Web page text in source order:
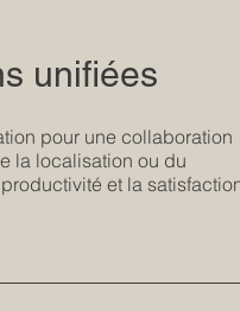
unifiées
pour une collaboration
la localisation ou du
et la